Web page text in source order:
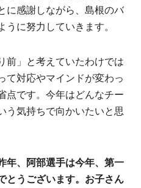
に感謝しながら、島根のバ
に努力していきます。
前」と考えていたわけでは
て対応やマインドが変わっ
点です。今年はどんなチー
う気持ちで向かいたいと思
年、 阿部選手は今年、 第一
とうございます。お子さん